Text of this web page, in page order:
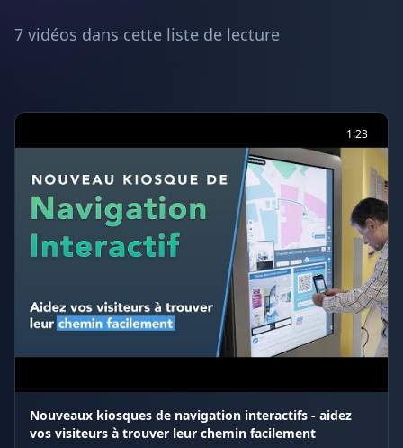
7 vidéos dans cette liste de lecture
1:23
Nouveaux kiosques de navigation interactifs - aidez
vos visiteurs à trouver leur chemin facilement